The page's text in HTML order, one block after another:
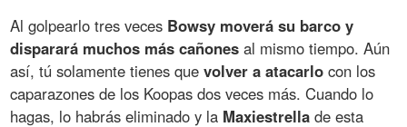
Al golpearlo tres veces Bowsy moverá su barco y
disparará muchos más cañones al mismo tiempo. Aún
así, tú solamente tienes quevolver a atacarlo con los
caparazones de los Koopas dos veces más. Cuando lo
hagas, lo habrás eliminado y la Maxiestrella de esta